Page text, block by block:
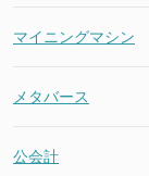
マイニングマシン
メタバース
公会計